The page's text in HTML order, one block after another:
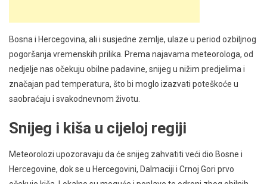
Bosna i Hercegovina, ali i susjedne zemlje, ulaze u period ozbiljnog
pogoršanja vremenskih prilika. Prema najavama meteorologa, od
nedjelje nas očekuju obilne padavine, snijeg u nižim predjelima i
značajan pad temperatura, što bi moglo izazvati poteškoće u
saobraćaju i svakodnevnom životu.
Snijeg i kiša u cijeloj regiji
Meteorolozi upozoravaju da će snijeg zahvatiti veći dio Bosne i
Hercegovine, dok se u Hercegovini, Dalmaciji i Crnoj Gori prvo